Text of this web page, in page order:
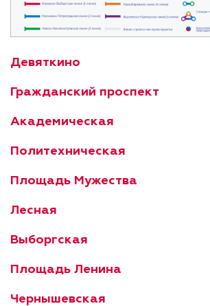
Девяткино
Гражданский проспект
Академическая
Политехническая
Площадь Мужества
Лесная
Выборгская
Площадь Ленина
Чернышевская